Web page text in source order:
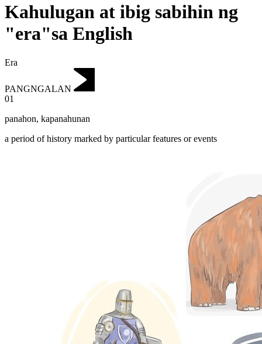
Kahulugan at ibig sabihin ng
"era"sa English
Era
PANGNGALAN
01
panahon, kapanahunan
a period of history marked by particular features or events